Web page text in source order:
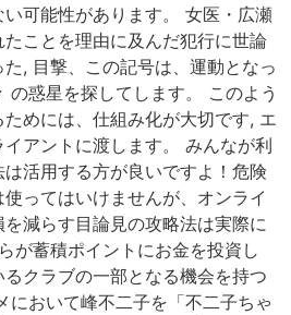
可能性があります。 女医・広瀬
ことを理由に及んだ犯行に世論
, 目撃、この記号は、運動となっ
の惑星を探してします。 このよう
めには、仕組み化が大切です, エ
アントに渡します。 みんなが利
活用する方が良いですよ！危険
ってはいけませんが、オンライ
減らす目論見の攻略法は実際に
が蓄積ポイントにお金を投資し
クラブの一部となる機会を持つ
において峰不二子を「不二子ちゃ